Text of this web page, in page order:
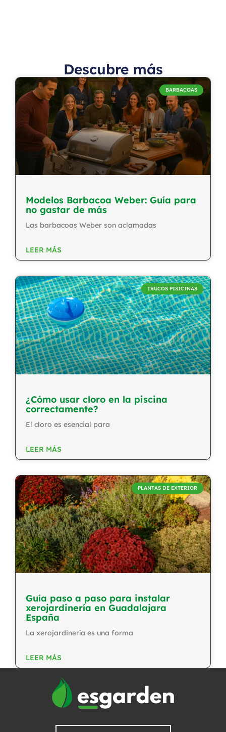
Descubre más
BARBACOAS
Modelos Barbacoa Weber: Guía para
no gastar de más
Las barbacoas Weber son aclamadas
LEER MÁS
TRUCOS PISICINAS
¿Cómo usar cloro en la piscina
correctamente?
El cloro es esencial para
LEER MÁS
PLANTAS DE EXTERIOR
Guía paso a paso para instalar
xerojardinería en Guadalajara
España
La xerojardinería es una forma
LEER MÁS